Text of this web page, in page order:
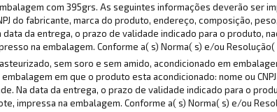
Embalagem com 395grs. As seguintes informações deverão
do fabricante, marca do produto, endereço, composição,
da entrega, o prazo de validade indicado para o produto,
na embalagem. Conforme a( s) Norma( s) e/ou
pasteurizado, sem soro e sem amido, acondicionado em
em que o produto esta acondicionado: nome ou
Na data da entrega, o prazo de validade indicado para o
impressa na embalagem. Conforme a( s) Norma( s) e/ou